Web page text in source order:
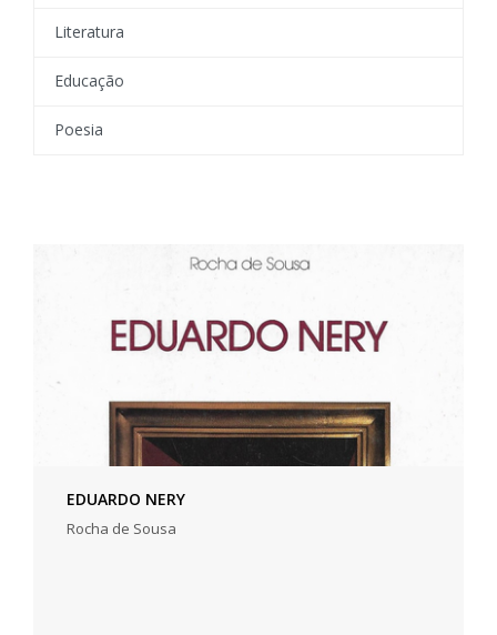
Literatura
Educação
Poesia
EDUARDO NERY
Rocha de Sousa